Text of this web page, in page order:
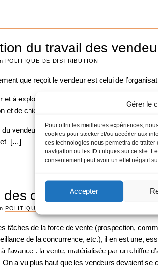
Gérer le
Pour offrir les meilleures expériences,
cookies pour stocker et/ou accéder aux
ces technologies nous permettra de
navigation ou les ID uniques sur ce site.
consentement peut avoir un effet négatif
Accepter
du travail des
POLITIQUE DE DISTRIBUTION
que reçoit le vendeur est celui de
et à exploiter les sources d’information
et de chientèle les éléments essentiels.
vendeur est facilitée depuis quelques années
[…]
objectifs de la force
POLITIQUE DE DISTRIBUTION
tâches de la force de vente (prospection,
de la concurrence, etc.), il en est une,
l’avance : la vente, matérialisée par un chiffre
On a vu plus haut que les vendeurs devaient se